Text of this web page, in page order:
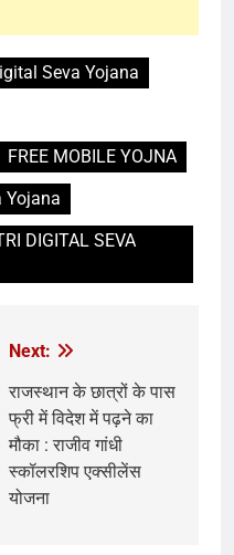
Seva Yojana
FREE MOBILE YOJNA
Yojana
DIGITAL SEVA
Next:
राजस्थान के छात्रों के पास
फ्री में विदेश में पढ़ने का
मौका : राजीव गांधी
स्कॉलरशिप एक्सीलेंस
योजना